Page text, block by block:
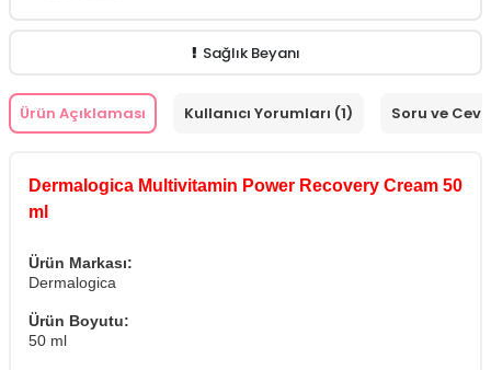
Sağlık Beyanı
Ürün Açıklaması Kullanıcı Yorumları (1) Soru ve
Dermalogica Multivitamin Power Recovery Cream 50
ml
Ürün Markası:
Dermalogica
Ürün Boyutu:
50 ml